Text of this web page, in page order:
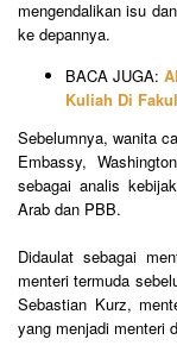
mengendalikan isu
ke depannya.
BACA JUGA:
Kuliah Di
Sebelumnya, wanita
Embassy,
sebagai analis
Arab dan PBB.
Didaulat sebagai
menteri termuda
Sebastian Kurz,
yang menjadi menteri